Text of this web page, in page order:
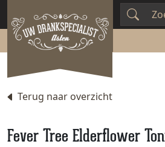
Terug naar overzicht
Fever Tree Elderflower